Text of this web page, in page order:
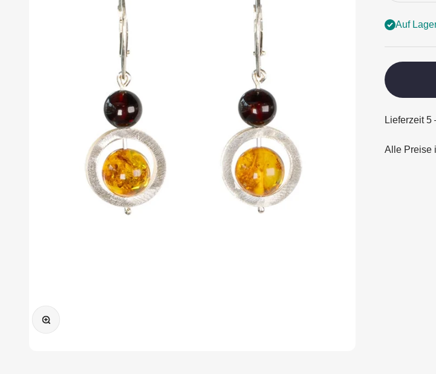
Bild vergrößern
Auf
Lieferzeit 5
Alle Preise